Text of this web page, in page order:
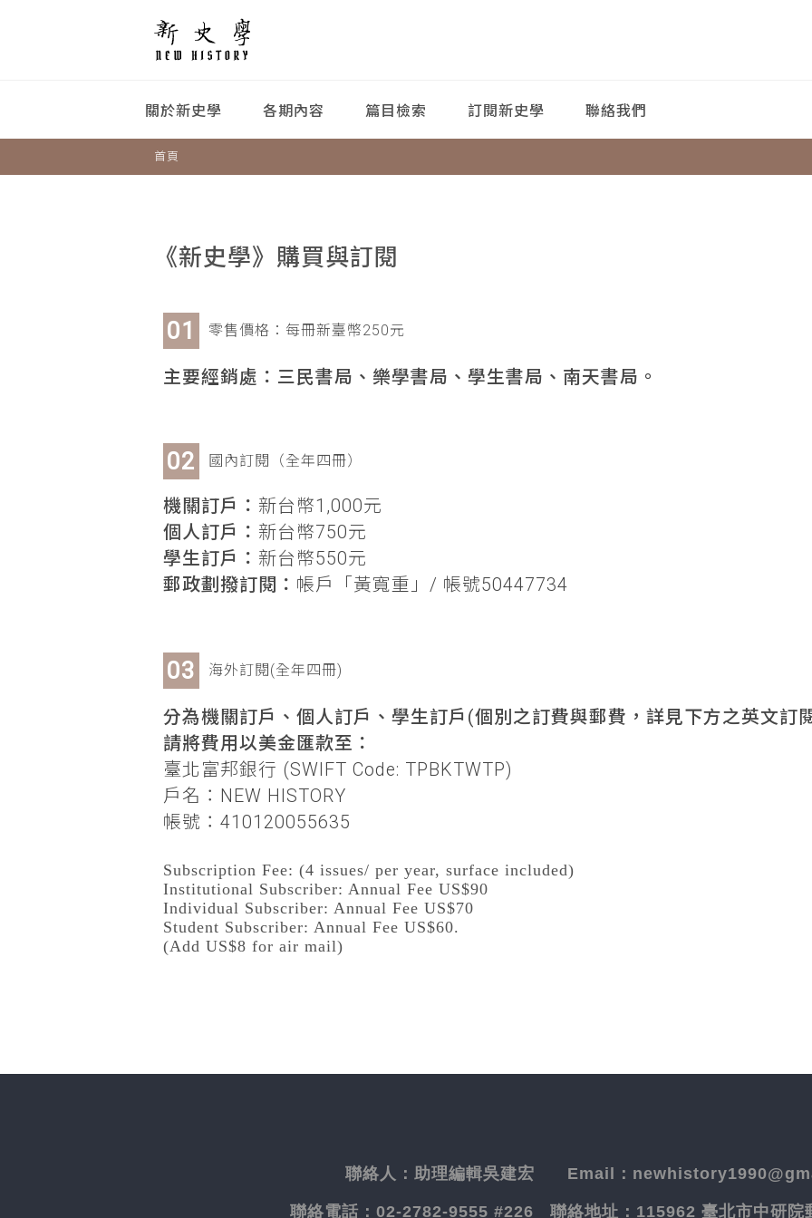
關於新史學 各期內容 篇目檢索 訂閱新史學 聯絡我們
首頁
《新史學》購買與訂閱
零售價格：每冊新臺幣250元
主要經銷處：三民書局、樂學書局、學生書局、南天書局。
國內訂閱（全年四冊）
機關訂戶： 新台幣1,000元
個人訂戶： 新台幣750元
學生訂戶： 新台幣550元
郵政劃撥訂閱： 帳戶「黃寬重」/ 帳號50447734
海外訂閱(全年四冊)
分為機關訂戶、個人訂戶、學生訂戶(個別之訂費與郵費，詳見下方之英文訂
請將費用以美金匯款至：
臺北富邦銀行 (SWIFT Code: TPBKTWTP)
戶名：NEW HISTORY
帳號：410120055635
Subscription Fee: (4 issues/ per year, surface included)
Institutional Subscriber: Annual Fee US$90
Individual Subscriber: Annual Fee US$70
Student Subscriber: Annual Fee US$60.
(Add US$8 for air mail)
聯絡人： 助理編輯吳建宏 Email：
聯絡電話： 02-2782-9555 #226 聯絡地址： 115962 臺北市中研院